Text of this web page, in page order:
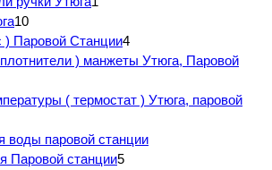
10
) Паровой Станции4
) манжеты Утюга, Паровой
( термостат ) Утюга, паровой
воды паровой станции
Паровой станции5